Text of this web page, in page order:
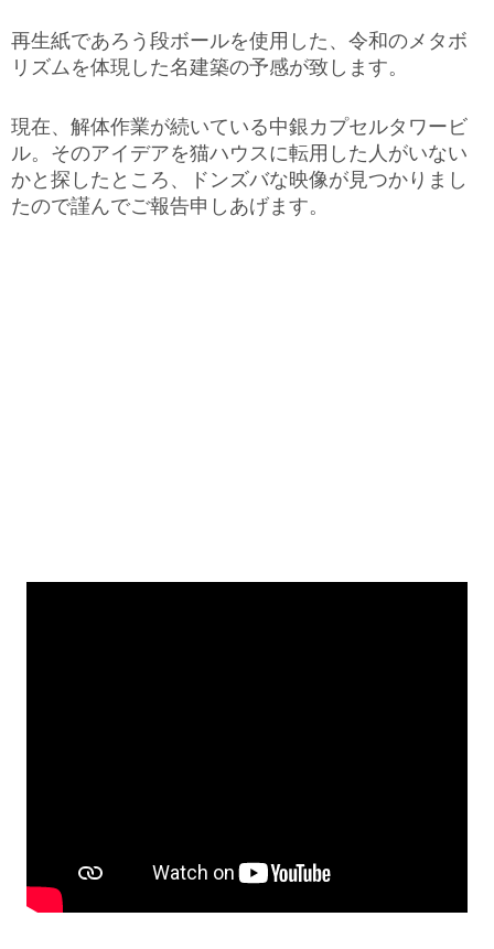
再生紙であろう段ボールを使用した、令和のメタボ
リズムを体現した名建築の予感が致します。
現在、解体作業が続いている中銀カプセルタワービ
ル。そのアイデアを猫ハウスに転用した人がいない
かと探したところ、ドンズバな映像が見つかりまし
たので謹んでご報告申しあげます。